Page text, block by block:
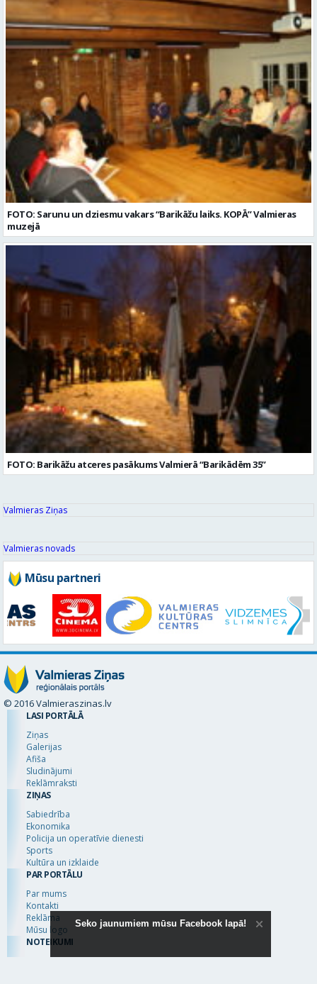
FOTO: Sarunu un dziesmu vakars “Barikāžu laiks. KOPĀ” Valmieras
muzejā
FOTO: Barikāžu atceres pasākums Valmierā “Barikādēm 35”
Valmieras Ziņas
Valmieras novads
Mūsu partneri
© 2016 Valmieraszinas.lv
LASI PORTĀLĀ
Ziņas
Galerijas
Afiša
Sludinājumi
Reklāmraksti
ZIŅAS
Sabiedrība
Ekonomika
Policija un operatīvie dienesti
Sports
Kultūra un izklaide
PAR PORTĀLU
Par mums
Kontakti
Reklāma
Mūsu logo
NOTEIKUMI
Autortiesības
Seko jaunumiem mūsu Facebook lapā!